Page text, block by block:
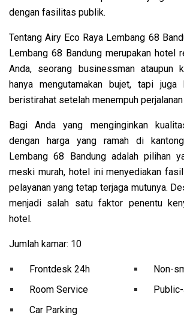
dengan fasilitas publik.
Tentang Airy Eco Raya Lembang 68
Lembang 68 Bandung merupakan hotel
Anda, seorang businessman ataupun
hanya mengutamakan bujet, tapi juga
beristirahat setelah menempuh
Bagi Anda yang menginginkan
dengan harga yang ramah di
Lembang 68 Bandung adalah pilihan
meski murah, hotel ini menyediakan
pelayanan yang tetap terjaga mutunya.
menjadi salah satu faktor penentu
hotel.
Jumlah kamar: 10
Frontdesk 24h
Non-
Room Service
Car Parking